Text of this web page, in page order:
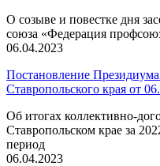
О созыве и повестке дня
союза «Федерация
06.04.2023
Постановление
Ставропольского края от
Об итогах коллективно-
Ставропольском крае за
период
06.04.2023